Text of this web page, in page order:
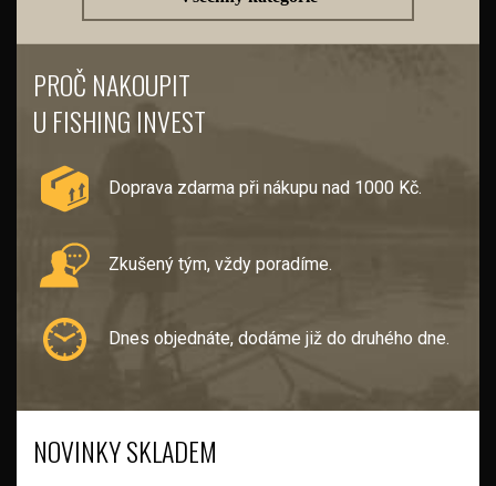
PROČ NAKOUPIT
U FISHING INVEST
Doprava zdarma při nákupu nad 1000 Kč.
Zkušený tým, vždy poradíme.
Dnes objednáte, dodáme již do druhého dne.
NOVINKY SKLADEM